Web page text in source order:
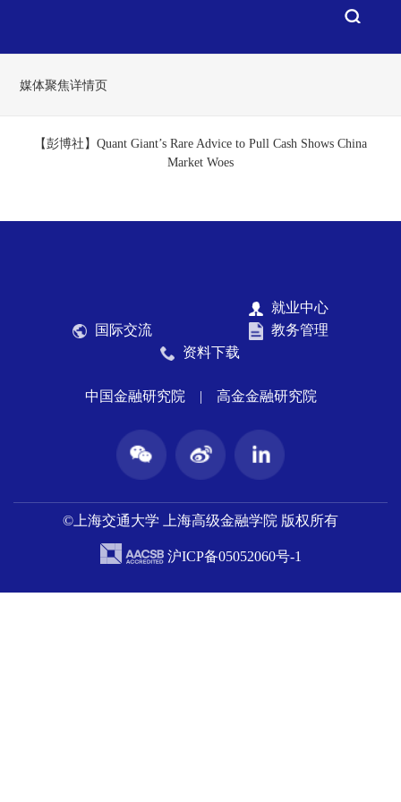
媒体聚焦详情页
【彭博社】Quant Giant’s Rare Advice to Pull Cash Shows China
Market Woes
就业中心
国际交流
教务管理
资料下载
中国金融研究院 | 高金金融研究院
©上海交通大学 上海高级金融学院 版权所有
沪ICP备05052060号-1